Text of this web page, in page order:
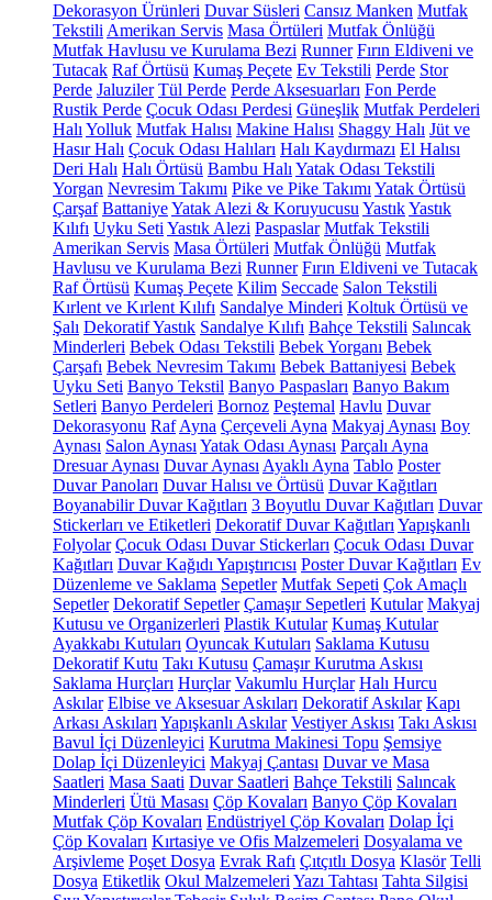
Dekorasyon Ürünleri Duvar Süsleri Cansız Manken Mutfak
Tekstili Amerikan Servis Masa Örtüleri Mutfak Önlüğü
Mutfak Havlusu ve Kurulama Bezi Runner Fırın Eldiveni ve
Tutacak Raf Örtüsü Kumaş Peçete Ev Tekstili Perde Stor
Perde Jaluziler Tül Perde Perde Aksesuarları Fon Perde
Rustik Perde Çocuk Odası Perdesi Güneşlik Mutfak Perdeleri
Halı Yolluk Mutfak Halısı Makine Halısı Shaggy Halı Jüt ve
Hasır Halı Çocuk Odası Halıları Halı Kaydırmazı El Halısı
Deri Halı Halı Örtüsü Bambu Halı Yatak Odası Tekstili
Yorgan Nevresim Takımı Pike ve Pike Takımı Yatak Örtüsü
Çarşaf BattaniyeYatak Alezi & Koruyucusu YastıkYastık
Kılıfı Uyku Seti Yastık Alezi Paspaslar Mutfak Tekstili
Amerikan Servis Masa Örtüleri Mutfak Önlüğü Mutfak
Havlusu ve Kurulama Bezi Runner Fırın Eldiveni ve Tutacak
Raf Örtüsü Kumaş Peçete Kilim Seccade Salon Tekstili
Kırlent ve Kırlent Kılıfı Sandalye Minderi Koltuk Örtüsü ve
Şalı Dekoratif Yastık Sandalye Kılıfı Bahçe Tekstili Salıncak
Minderleri Bebek Odası Tekstili Bebek Yorganı Bebek
Çarşafı Bebek Nevresim Takımı Bebek Battaniyesi Bebek
Uyku Seti Banyo Tekstil Banyo Paspasları Banyo Bakım
Setleri Banyo Perdeleri Bornoz Peştemal Havlu Duvar
Dekorasyonu Raf Ayna Çerçeveli Ayna Makyaj Aynası Boy
Aynası Salon Aynası Yatak Odası Aynası Parçalı Ayna
Dresuar Aynası Duvar Aynası Ayaklı Ayna Tablo Poster
Duvar Panoları Duvar Halısı ve Örtüsü Duvar Kağıtları
Boyanabilir Duvar Kağıtları 3 Boyutlu Duvar Kağıtları Duvar
Stickerları ve Etiketleri Dekoratif Duvar Kağıtları Yapışkanlı
Folyolar Çocuk Odası Duvar Stickerları Çocuk Odası Duvar
Kağıtları Duvar Kağıdı Yapıştırıcısı Poster Duvar Kağıtları Ev
Düzenleme ve Saklama Sepetler Mutfak Sepeti Çok Amaçlı
Sepetler Dekoratif Sepetler Çamaşır Sepetleri Kutular Makyaj
Kutusu ve Organizerleri Plastik Kutular Kumaş Kutular
Ayakkabı Kutuları Oyuncak Kutuları Saklama Kutusu
Dekoratif Kutu Takı Kutusu Çamaşır Kurutma Askısı
Saklama Hurçları Hurçlar Vakumlu Hurçlar Halı Hurcu
Askılar Elbise ve Aksesuar Askıları Dekoratif Askılar Kapı
Arkası Askıları Yapışkanlı Askılar Vestiyer Askısı Takı Askısı
Bavul İçi Düzenleyici Kurutma Makinesi Topu Şemsiye
Dolap İçi Düzenleyici Makyaj Çantası Duvar ve Masa
Saatleri Masa Saati Duvar Saatleri Bahçe Tekstili Salıncak
Minderleri Ütü Masası Çöp Kovaları Banyo Çöp Kovaları
Mutfak Çöp Kovaları Endüstriyel Çöp Kovaları Dolap İçi
Çöp Kovaları Kırtasiye ve Ofis Malzemeleri Dosyalama ve
Arşivleme Poşet Dosya Evrak Rafı Çıtçıtlı Dosya Klasör Telli
Dosya Etiketlik Okul Malzemeleri Yazı Tahtası Tahta Silgisi